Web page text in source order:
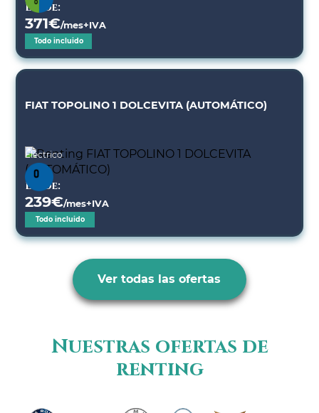
Desde:
371€/mes+IVA
Todo incluido
FIAT TOPOLINO 1 DOLCEVITA (AUTOMÁTICO)
Eléctrico
Desde:
239€/mes+IVA
Todo incluido
Ver todas las ofertas
Nuestras ofertas de
renting